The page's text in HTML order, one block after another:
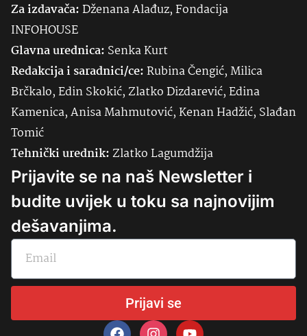
Za izdavača:Dženana Alađuz, Fondacija
INFOHOUSE
Glavna urednica: SenkaKurt
Redakcija i saradnici/ce:Rubina Čengić, Milica
Brčkalo, Edin Skokić, Zlatko Dizdarević, Edina
Kamenica, Anisa Mahmutović, Kenan Hadžić, Slađan
Tomić
Tehnički urednik:Zlatko Lagumdžija
Prijavite se na naš Newsletter i
budite uvijek u toku sa najnovijim
dešavanjima.
Prijavi se